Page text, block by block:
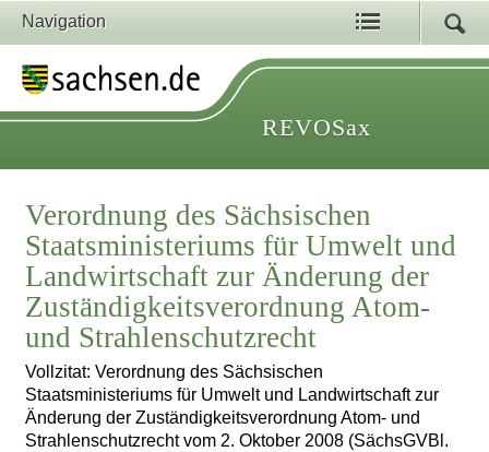
Navigation
REVOSax
Verordnung des Sächsischen
Staatsministeriums für Umwelt und
Landwirtschaft zur Änderung der
Zuständigkeitsverordnung Atom-
und Strahlenschutzrecht
Vollzitat: Verordnung des Sächsischen
Staatsministeriums für Umwelt und Landwirtschaft zur
Änderung der Zuständigkeitsverordnung Atom- und
Strahlenschutzrecht vom 2. Oktober 2008 (SächsGVBl.